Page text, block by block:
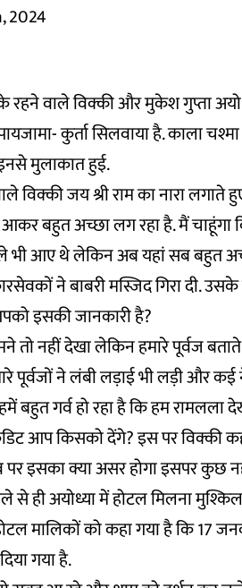
2024
के रहने वाले विक्की और मुकेश गुप्ता
कुर्ता सिलवाया है. काला
मुलाकात हुई.
जय श्री राम का नारा लगाते
बहुत अच्छा लग रहा है. मैं चाहूंगा
आए थे लेकिन अब यहां सब बहुत
ने बाबरी मस्जिद गिरा दी.
इसकी जानकारी है?
तो नहीं देखा लेकिन हमारे पूर्वज
पूर्वजों ने लंबी लड़ाई भी लड़ी और
गर्व हो रहा है कि हम रामलला
आप किसको देंगे? इस पर विक्की
पर इसका क्या असर होगा इसपर कुछ
से ही अयोध्या में होटल मिलना
मालिकों को कहा गया है कि 17
गया है.